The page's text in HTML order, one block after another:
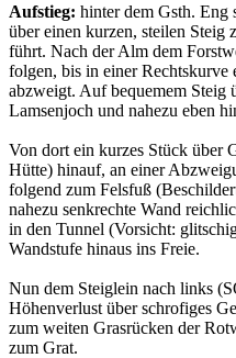
Aufstieg: hinter dem Gsth. Eng
über einen kurzen, steilen Steig
führt. Nach der Alm dem
folgen, bis in einer Rechtskurve
abzweigt. Auf bequemem Steig
Lamsenjoch und nahezu eben
Von dort ein kurzes Stück über
Hütte) hinauf, an einer
folgend zum Felsfuß
nahezu senkrechte Wand
in den Tunnel (Vorsicht:
Wandstufe hinaus ins Freie.
Nun dem Steiglein nach links
Höhenverlust über schrofiges
zum weiten Grasrücken der
zum Grat.